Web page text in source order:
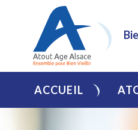
ACCUEIL